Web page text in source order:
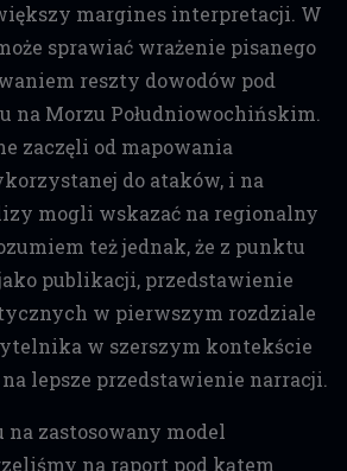
margines interpretacji. W
sprawiać wrażenie pisanego
reszty dowodów pod
Morzu Południowochińskim.
zaczęli od mapowania
do ataków, i na
mogli wskazać na regionalny
też jednak, że z punktu
publikacji, przedstawienie
w pierwszym rozdziale
w szerszym kontekście
lepsze przedstawienie narracji.
zastosowany model
na raport pod kątem